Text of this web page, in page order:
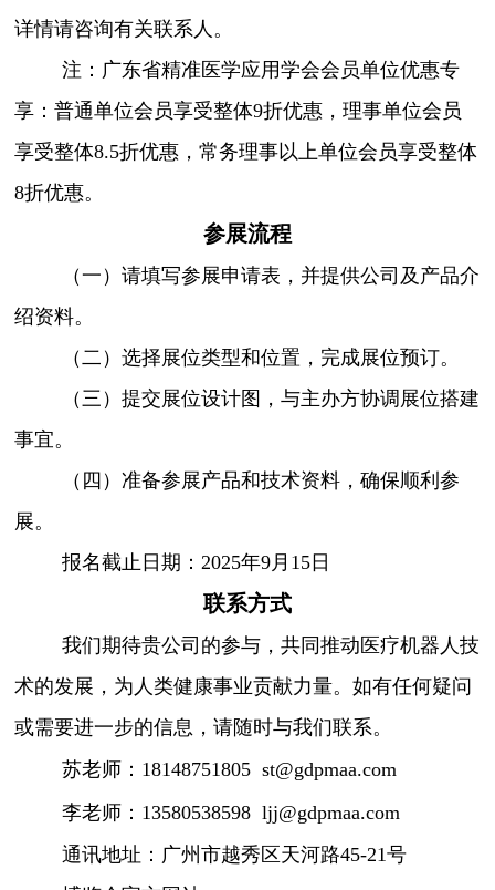
详情请咨询有关联系人。
注：广东省精准医学应用学会会员单位优惠专
享：普通单位会员享受整体9折优惠，理事单位会员
享受整体8.5折优惠，常务理事以上单位会员享受整体
8折优惠。
参展流程
（一）请填写参展申请表，并提供公司及产品介
绍资料。
（二）选择展位类型和位置，完成展位预订。
（三）提交展位设计图，与主办方协调展位搭建
事宜。
（四）准备参展产品和技术资料，确保顺利参
展。
报名截止日期：2025年9月15日
联系方式
我们期待贵公司的参与，共同推动医疗机器人技
术的发展，为人类健康事业贡献力量。如有任何疑问
或需要进一步的信息，请随时与我们联系。
苏老师：18148751805 st@gdpmaa.com
李老师：13580538598 ljj@gdpmaa.com
通讯地址：广州市越秀区天河路45-21号